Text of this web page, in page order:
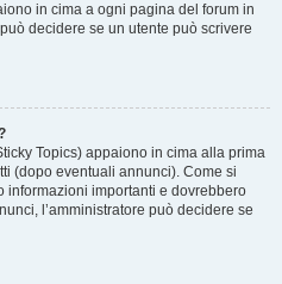
in cima a ogni pagina del forum in
decidere se un utente può scrivere
Topics) appaiono in cima alla prima
(dopo eventuali annunci). Come si
informazioni importanti e dovrebbero
l’amministratore può decidere se